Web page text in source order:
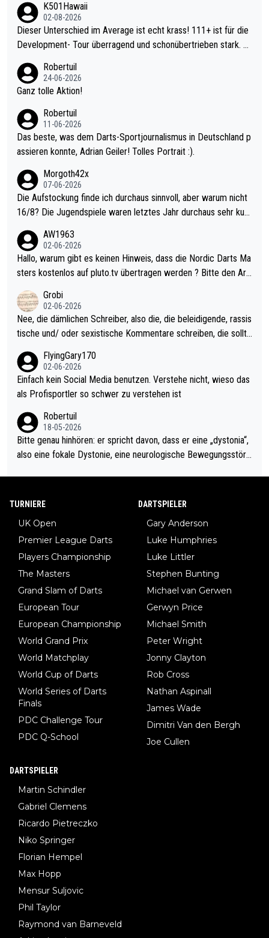
K501Hawaii
02-08-2026
Dieser Unterschied im Average ist echt krass! 111+ ist für die
Development- Tour überragend und schonübertrieben stark. U
mal 40+ erst recht. Da gewinnst keinen Blumentopf - ist ja noc
h krasser wie ein Pokalspiel eines Kreisligisten vs einem Bund
Robertuil
24-06-2026
Ganz tolle Aktion!
Robertuil
11-06-2026
Das beste, was dem Darts-Sportjournalismus in Deutschland p
assieren konnte, Adrian Geiler! Tolles Portrait :).
Morgoth42x
07-06-2026
Die Aufstockung finde ich durchaus sinnvoll, aber warum nicht
16/8? Die Jugendspiele waren letztes Jahr durchaus sehr kurz
Allerdings ist Mitchell Lawrie als Nummer 1 der Welt eh qualifi
ziert. Somit ändert die automatische Qualifikation des Weltmei
sters erstmal nichts. Ich denke sie wollen damit für nächstes J
ohl wenig WDF Turniere spielen. Dies war bei Archie Self letzt
es Jahr der Fall. Er musste als amtierender Weltmeister durch
den Qualifier und ich glaube kaum, dass Mitchel sich das (in Ve
gas) antun würde, wenn er doch eigentlich die PDC-WM als Zi
el hat.
AW1963
02-06-2026
Hallo, warum gibt es keinen Hinweis, dass die Nordic Darts Ma
sters kostenlos auf pluto.tv übertragen werden ? Bitte den Arti
Grobi
02-06-2026
Nee, die dämlichen Schreiber, also die, die beleidigende, rassis
tische und/ oder sexistische Kommentare schreiben, die sollte
s Leben in den Griff kriegen. Nur eins wundert mich: Luke Little
r war doch neulich erst derjenige, der über Social Media GvV p
rovoziert hat. Und Littlers Mutter schießt öfters mal gegen Ric
FlyingGary170
02-06-2026
Einfach kein Social Media benutzen. Verstehe nicht, wieso das
als Profisportler so schwer zu verstehen ist
Robertuil
18-05-2026
Bitte genau hinhören: er spricht davon, dass er eine „dystonia“,
also eine fokale Dystonie, eine neurologische Bewegungsstöru
diese könnten teils wirksam behandelt werden! Dafür müsste
man nur zum Neurologen und nicht zum Mentaltrainer gehen…
TURNIERE
UK Open
Premier League Darts
Players Championship
The Masters
Grand Slam of Darts
European Tour
European Championship
World Grand Prix
World Matchplay
World Cup of Darts
World Series of Darts
Finals
PDC Challenge Tour
PDC Q-School
DARTSPIELER
Gary Anderson
Luke Humphries
Luke Littler
Stephen Bunting
Michael van Gerwen
Gerwyn Price
Michael Smith
Peter Wright
Jonny Clayton
Rob Cross
Nathan Aspinall
James Wade
Dimitri Van den Bergh
Joe Cullen
DARTSPIELER
Martin Schindler
Gabriel Clemens
Ricardo Pietreczko
Niko Springer
Florian Hempel
Max Hopp
Mensur Suljovic
Phil Taylor
Raymond van Barneveld